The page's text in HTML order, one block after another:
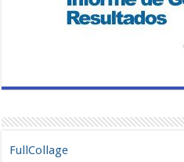
FullCollage